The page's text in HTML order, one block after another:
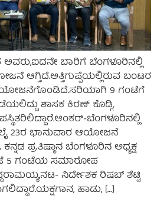
ಅವರು,ಐದನೇ ಬಾರಿಗೆ ಬೆಂಗಳೂರಿನಲ್ಲಿ
ಆಗ್ತಿದೆ.ಅತ್ತಿಗುಪ್ಪೆಯಲ್ಲಿರುವ ಬಂಟರ
9 ಗಂಟೆಗೆ
ಶಾಸಕ ಕಿರಣ್‌ ಕೊಡ್ಗಿ,
ಬೆಂಗಳೂರಿನಲ್ಲಿ
23ರ ಭಾನುವಾರ ‌ಆಯೋಜನೆ
ಪ್ರತಿಷ್ಠಾನ ಬೆಂಗಳೂರಿನ ಅಧ್ಯಕ್ಷ
5 ಗಂಟೆಯ ಸಮಾರೋಪ
ನಿರ್ದೇಶಕ ರಿಷಬ್ ಶೆಟ್ಟಿ
ಹಾಡು, […]